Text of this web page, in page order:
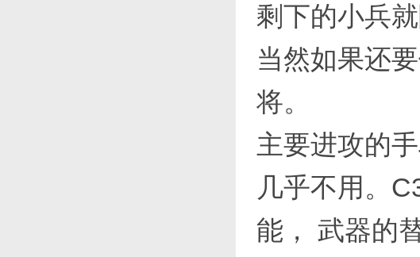
剩下的小兵就
当然如果还
将。
主要进攻的
几乎不用。
能， 武器的